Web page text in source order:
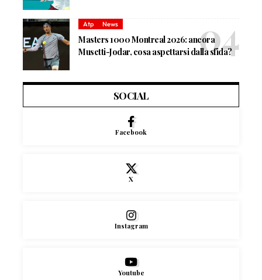
Atp News
Masters 1000 Montreal 2026: ancora
Musetti-Jodar, cosa aspettarsi dalla sfida?
SOCIAL
Facebook
X
Instagram
Youtube